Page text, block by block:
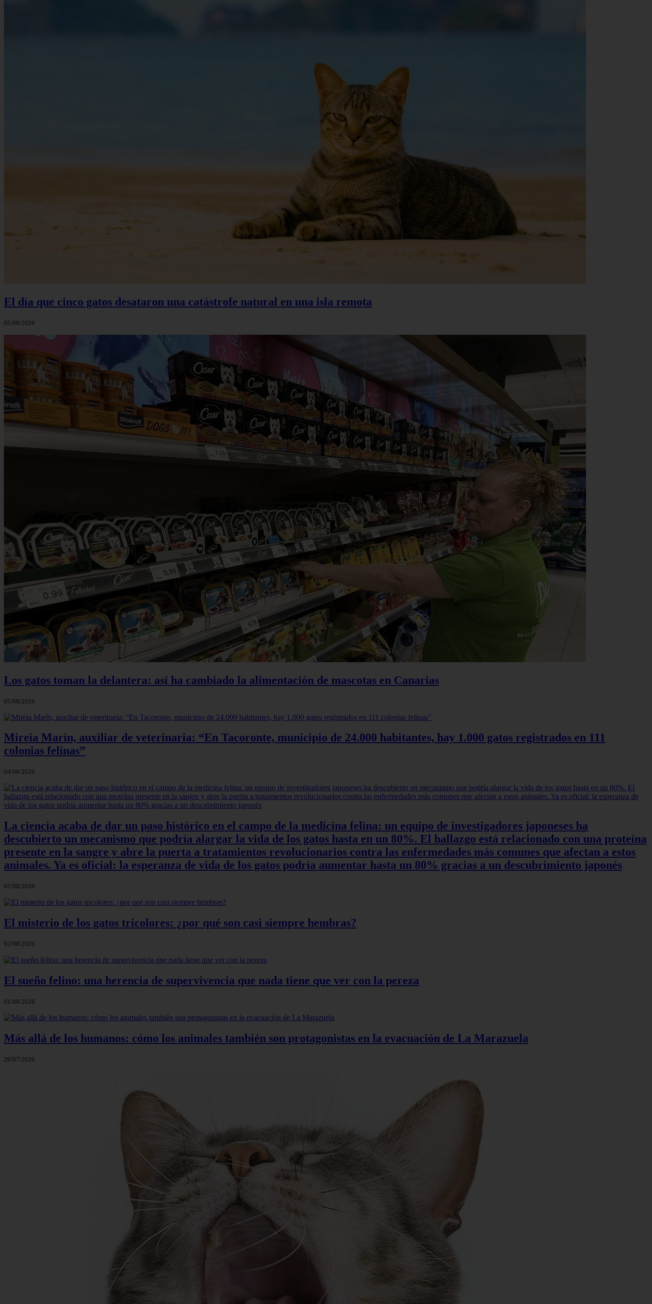
El día que cinco gatos desataron una catástrofe natural en una isla remota
05/08/2026
Los gatos toman la delantera: así ha cambiado la alimentación de mascotas en Canarias
05/08/2026
Mireia Marín, auxiliar de veterinaria: “En Tacoronte, municipio de 24.000 habitantes, hay 1.000 gatos registrados en 111
colonias felinas”
04/08/2026
La ciencia acaba de dar un paso histórico en el campo de la medicina felina: un equipo de investigadores japoneses ha
descubierto un mecanismo que podría alargar la vida de los gatos hasta en un 80%. El hallazgo está relacionado con una proteína
presente en la sangre y abre la puerta a tratamientos revolucionarios contra las enfermedades más comunes que afectan a estos
animales. Ya es oficial: la esperanza de vida de los gatos podría aumentar hasta un 80% gracias a un descubrimiento japonés
02/08/2026
El misterio de los gatos tricolores: ¿por qué son casi siempre hembras?
02/08/2026
El sueño felino: una herencia de supervivencia que nada tiene que ver con la pereza
01/08/2026
Más allá de los humanos: cómo los animales también son protagonistas en la evacuación de La Marazuela
29/07/2026